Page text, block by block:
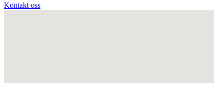
Kontakt oss